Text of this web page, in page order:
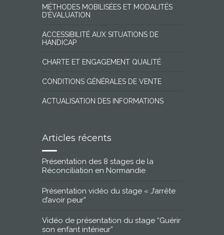
MÉTHODES MOBILISÉES ET MODALITÉS
D’ÉVALUATION
ACCESSIBILITÉ AUX SITUATIONS DE
HANDICAP
CHARTE ET ENGAGEMENT QUALITÉ
CONDITIONS GÉNÉRALES DE VENTE
ACTUALISATION DES INFORMATIONS
Articles récents
Présentation des 8 stages de la
Réconciliation en Normandie
Présentation vidéo du stage « J’arrête
d’avoir peur”
Vidéo de présentation du stage “Guérir
son enfant intérieur”